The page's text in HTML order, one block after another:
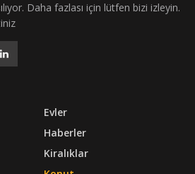
Daha fazlası için lütfen bizi izleyin.
Evler
Haberler
Kiralıklar